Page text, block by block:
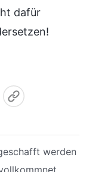
dafür
werden